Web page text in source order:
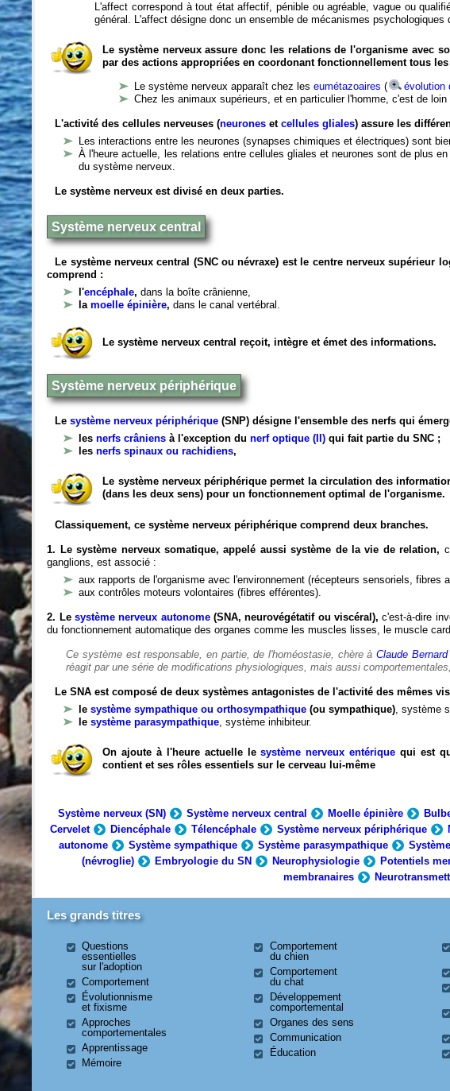
L'affect correspond à tout état affectif, pénible ou agréable, vague ou
général. L'affect désigne donc un ensemble de mécanismes psychologiques
Le système nerveux assure donc les relations de l'organisme avec
par des actions appropriées en coordonant fonctionnellement tous les
Le système nerveux apparaît chez leseumétazoaires ( évolution
Chez les animaux supérieurs, et en particulier l'homme, c'est de
L'activité des cellules nerveuses (neurones etcellules gliales) assure les
Les interactions entre les neurones (synapses chimiques et électriques) sont
À l'heure actuelle, les relations entre cellules gliales et neurones sont de plus
du système nerveux.
Le système nerveux est divisé en deux parties.
Système nerveux central
Le système nerveux central (SNC ou névraxe) est le centre nerveux supérieur
comprend :
l'encéphale,dans la boîte crânienne,
lamoelle épinière,dans le canal vertébral.
Le système nerveux central reçoit, intègre et émet des informations.
Système nerveux périphérique
Lesystème nerveux périphérique (SNP) désigne l'ensemble des nerfs qui
lesnerfs crâniens à l'exception du nerf optique (II) qui fait partie du SNC ;
lesnerfs spinaux ou rachidiens,
Le système nerveux périphérique permet la circulation des
(dans les deux sens) pour un fonctionnement optimal de l'organisme.
Classiquement, ce système nerveux périphérique comprend deux branches.
1. Le système nerveux somatique, appelé aussi système de la vie de relation,
ganglions, est associé :
aux rapports de l'organisme avec l'environnement (récepteurs sensoriels, fibres
aux contrôles moteurs volontaires (fibres efférentes).
2. Le système nerveux autonome(SNA, neurovégétatif ou viscéral), c'est-à-dire
du fonctionnement automatique des organes comme les muscles lisses, le muscle
Ce système est responsable, en partie, de l'homéostasie, chère àClaude
réagit par une série de modifications physiologiques, mais aussi
Le SNA est composé de deux systèmes antagonistes de l'activité des mêmes
lesystème sympathique ou orthosympathique (ou sympathique), système
lesystème parasympathique, système inhibiteur.
On ajoute à l'heure actuelle lesystème nerveux entérique qui est
contient et ses rôles essentiels sur le cerveau lui-même
Système nerveux (SN) Système nerveux central Moelle épinière
Cervelet
Diencéphale Télencéphale Système nerveux périphérique
autonome
Système sympathique Système parasympathique
(névroglie)
Embryologie du SN Neurophysiologie Potentiels
membranaires
Les grands titres
Questions
essentielles
sur l'adoption
Comportement
Évolutionnisme
et fixisme
Approches
comportementales
Apprentissage
Mémoire
Comportement
du chien
Comportement
du chat
Développement
comportemental
Organes des sens
Communication
Éducation